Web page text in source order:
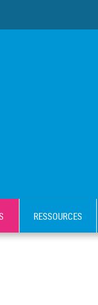
RESSOURCES